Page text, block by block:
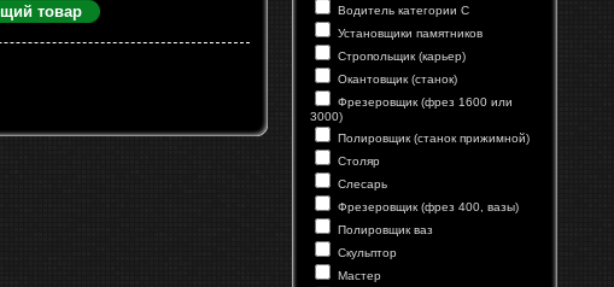
товар
Водитель категории С
Установщики памятников
Стропольщик (карьер)
Окантовщик (станок)
Фрезеровщик (фрез 1600 или
3000)
Полировщик (станок прижимной)
Столяр
Слесарь
Фрезеровщик (фрез 400, вазы)
Полировщик ваз
Скульптор
Мастер